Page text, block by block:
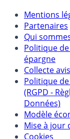
Mentions
Mentions
Partenaires
Qui
Politique
épargne
Collecte
Politique
(RGPD -
Données)
Modèle